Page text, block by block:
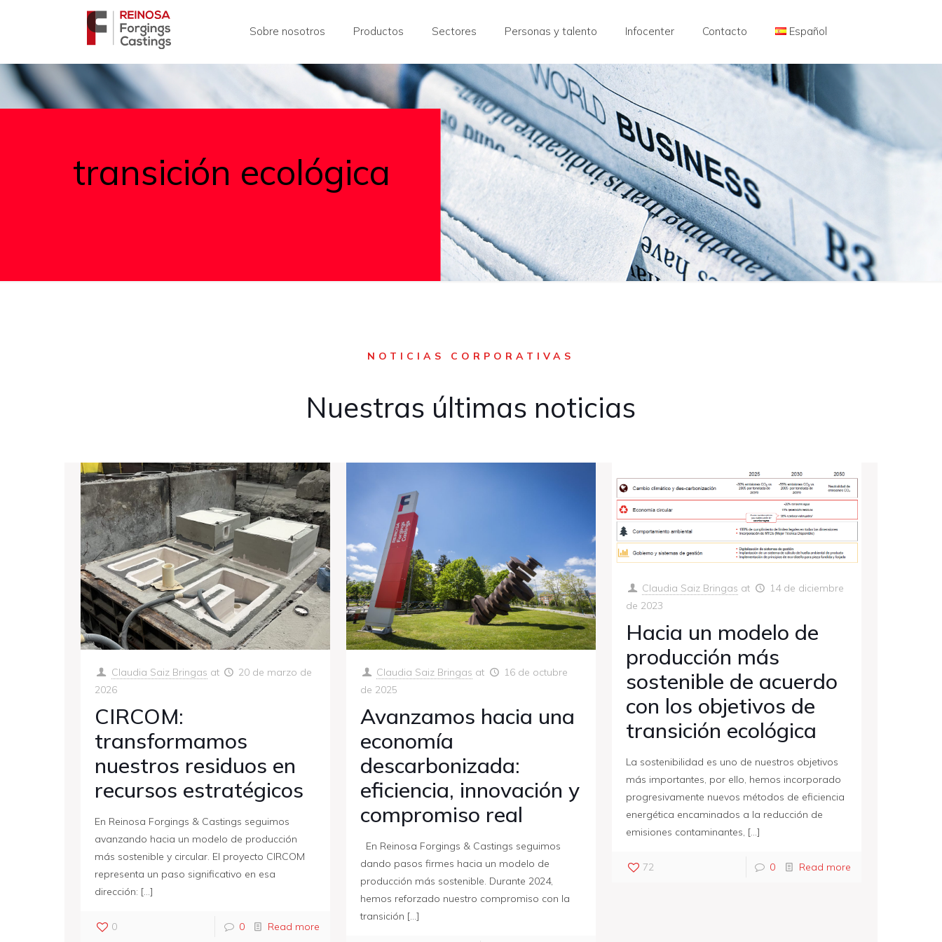
Sobre nosotros Productos Sectores Personas y talento Infocenter Contacto Español
transición ecológica
NOTICIAS CORPORATIVAS
Nuestras últimas noticias
Claudia Saiz Bringas at
20 de marzo de
2026
CIRCOM:
transformamos
nuestros residuos en
recursos estratégicos
En Reinosa Forgings & Castings seguimos
avanzando hacia un modelo de producción
más sostenible y circular. El proyecto CIRCOM
representa un paso significativo en esa
dirección: […]
0 0 Read more
Claudia Saiz Bringas at
16 de octubre
de 2025
Avanzamos hacia una
economía
descarbonizada:
eficiencia, innovación y
compromiso real
En Reinosa Forgings & Castings seguimos
dando pasos firmes hacia un modelo de
producción más sostenible. Durante 2024,
hemos reforzado nuestro compromiso con la
transición […]
Claudia Saiz Bringas at
14 de diciembre
de 2023
Hacia un modelo de
producción más
sostenible de acuerdo
con los objetivos de
transición ecológica
La sostenibilidad es uno de nuestros objetivos
más importantes, por ello, hemos incorporado
progresivamente nuevos métodos de eficiencia
energética encaminados a la reducción de
emisiones contaminantes, […]
72 0 Read more